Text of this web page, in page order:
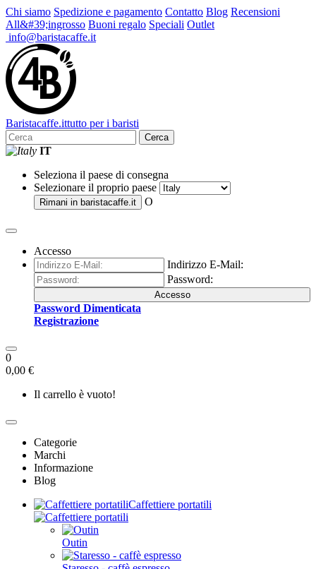
Chi siamo Spedizione e pagamento Contatto Blog Recensioni
All&#39;ingrosso Buoni regalo Speciali Outlet
info@baristacaffe.it
Baristacaffe.ittutto per i baristi
Cerca
IT
Seleziona il paese di consegna
Selezionare il proprio paese
Rimani in baristacaffe.it O
Accesso
Indirizzo E-Mail:
Password:
Accesso
Password Dimenticata
Registrazione
0
0,00 €
Il carrello è vuoto!
Categorie
Marchi
Informazione
Blog
Caffettiere portatili
Outin